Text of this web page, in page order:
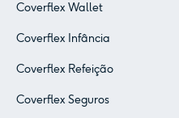
Coverflex Wallet
Coverflex Infância
Coverflex Refeição
Coverflex Seguros